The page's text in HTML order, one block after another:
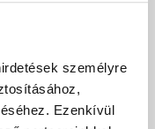
személyre
Ezenkívül